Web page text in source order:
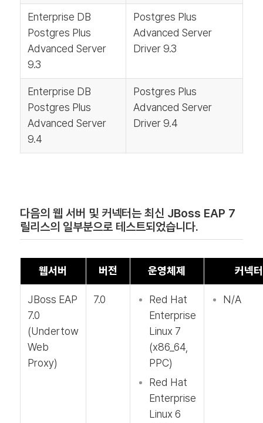
Enterprise DB
Postgres Plus
Advanced Server
9.3
Postgres Plus
Advanced Server
Driver 9.3
Enterprise DB
Postgres Plus
Advanced Server
9.4
Postgres Plus
Advanced Server
Driver 9.4
다음의 웹 서버 및 커넥터는 최신 JBoss EAP 7
릴리스의 일부분으로 테스트되었습니다.
웹서버 버전 운영체제 커넥터
JBoss EAP
7.0
(Undertow
Web
Proxy)
7.0
Red Hat
Enterprise
Linux 7
(x86_64,
PPC)
Red Hat
Enterprise
Linux 6
N/A